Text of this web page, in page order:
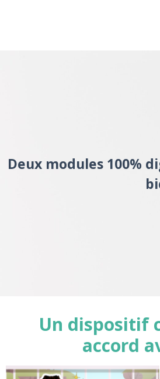
Deux modules 100%
Un dispositif
accord